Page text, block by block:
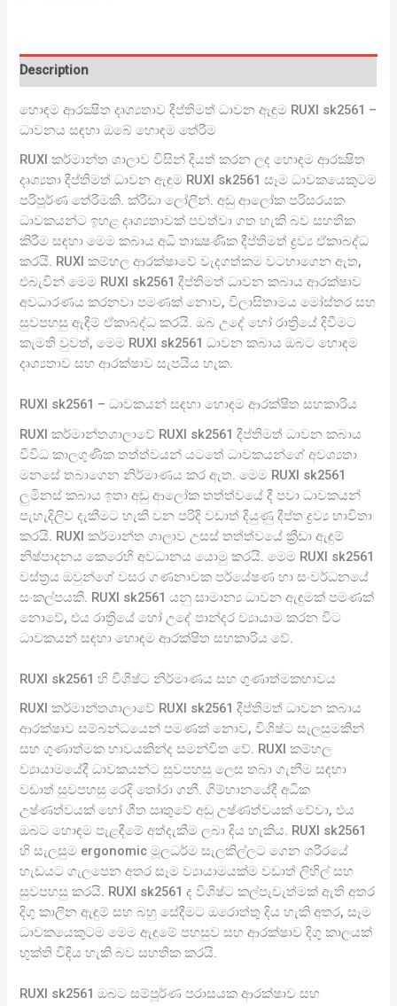
Description
හොඳම ආරක්‍ෂිත දෘශ්‍යතාව දීප්තිමත් ධාවන ඇඳුම RUXI sk2561 –
ධාවනය සඳහා ඔබේ හොඳම තේරීම
RUXI කර්මාන්ත ශාලාව විසින් දියත් කරන ලද හොඳම ආරක්‍ෂිත
දෘශ්‍යතා දීප්තිමත් ධාවන ඇඳුම RUXI sk2561 සෑම ධාවකයෙකුටම
පරිපූර්ණ තේරීමකි. ක්රීඩා ලෝලීන්. අඩු ආලෝක පරිසරයක
ධාවකයන්ට ඉහළ දෘශ්‍යතාවක් පවත්වා ගත හැකි බව සහතික
කිරීම සඳහා මෙම කබාය අධි තාක්‍ෂණික දීප්තිමත් ද්‍රව්‍ය ඒකාබද්ධ
කරයි. RUXI කම්හල ආරක්ෂාවේ වැදගත්කම වටහාගෙන ඇත,
එබැවින් මෙම RUXI sk2561 දීප්තිමත් ධාවන කබාය ආරක්ෂාව
අවධාරණය කරනවා පමණක් නොව, විලාසිතාමය මෝස්තර සහ
සුවපහසු ඇඳීම් ඒකාබද්ධ කරයි. ඔබ උදේ හෝ රාත්‍රියේ දිවීමට
කැමති වුවත්, මෙම RUXI sk2561 ධාවන කබාය ඔබට හොඳම
දෘශ්‍යතාව සහ ආරක්ෂාව සැපයිය හැක.
RUXI sk2561 – ධාවකයන් සඳහා හොඳම ආරක්ෂිත සහකාරිය
RUXI කර්මාන්තශාලාවේ RUXI sk2561 දීප්තිමත් ධාවන කබාය
විවිධ කාලගුණික තත්ත්වයන් යටතේ ධාවකයන්ගේ අවශ්‍යතා
මනසේ තබාගෙන නිර්මාණය කර ඇත. මෙම RUXI sk2561
ලුමිනස් කබාය ඉතා අඩු ආලෝක තත්ත්‍වයේ දී පවා ධාවකයන්
පැහැදිලිව දැකීමට හැකි වන පරිදි වඩාත් දියුණු දීප්ත ද්‍රව්‍ය භාවිතා
කරයි. RUXI කර්මාන්ත ශාලාව උසස් තත්ත්වයේ ක්‍රීඩා ඇඳුම්
නිෂ්පාදනය කෙරෙහි අවධානය යොමු කරයි. මෙම RUXI sk2561
වස්ත්‍රය ඔවුන්ගේ වසර ගණනාවක පර්යේෂණ හා සංවර්ධනයේ
සංකල්පයකි. RUXI sk2561 යනු සාමාන්‍ය ධාවන ඇඳුමක් පමණක්
නොවේ, එය රාත්‍රියේ හෝ උදේ පාන්දර ව්‍යායාම කරන විට
ධාවකයන් සඳහා හොඳම ආරක්ෂිත සහකාරිය වේ.
RUXI sk2561 හි විශිෂ්ට නිර්මාණය සහ ගුණාත්මකභාවය
RUXI කර්මාන්තශාලාවේ RUXI sk2561 දීප්තිමත් ධාවන කබාය
ආරක්ෂාව සම්බන්ධයෙන් පමණක් නොව, විශිෂ්ට සැලසුමකින්
සහ ගුණාත්මක භාවයකින්ද සමන්විත වේ. RUXI කම්හල
ව්‍යායාමයේදී ධාවකයන්ට සුවපහසු ලෙස තබා ගැනීම සඳහා
වඩාත් සුවපහසු රෙදි තෝරා ගනී. ගිම්හානයේදී අධික
උෂ්ණත්වයක් හෝ ශීත ඍතුවේ අඩු උෂ්ණත්වයක් වේවා, එය
ඔබට හොඳම පැළඳීමේ අත්දැකීම ලබා දිය හැකිය. RUXI sk2561
හි සැලසුම ergonomic මූලධර්ම සැලකිල්ලට ගෙන ශරීරයේ
හැඩයට ගැලපෙන අතර සෑම ව්‍යායාමයක්ම වඩාත් ලිහිල් සහ
සුවපහසු කරයි. RUXI sk2561 ද විශිෂ්ට කල්පැවැත්මක් ඇති අතර
දිගු කාලීන ඇඳුම් සහ බහු සේදීමට ඔරොත්තු දිය හැකි අතර, සෑම
ධාවකයෙකුටම මෙම ඇඳුමේ පහසුව සහ ආරක්ෂාව දිගු කාලයක්
භුක්ති විඳිය හැකි බව සහතික කරයි.
RUXI sk2561 ඔබට සම්පූර්ණ පරාසයක ආරක්ෂාව සහ